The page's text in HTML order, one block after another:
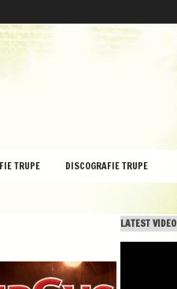
TRUPE DISCOGRAFIE TRUPE
LATEST VIDEO